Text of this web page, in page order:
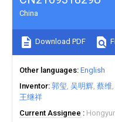
China
Download PDF
Other languages English
Inventor 郭玺 吴明辉 蔡维
王继祥
Current Assignee